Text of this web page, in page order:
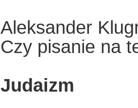
Aleksander
Czy pisanie na
Judaizm